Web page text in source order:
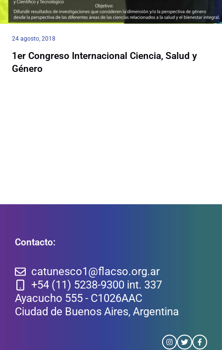
24 agosto, 2018
1er Congreso Internacional Ciencia, Salud y
Género
Contacto:
catunesco1@flacso.org.ar
+54 (11) 5238-9300 int. 337
Ayacucho 555 - C1026AAC
Ciudad de Buenos Aires, Argentina